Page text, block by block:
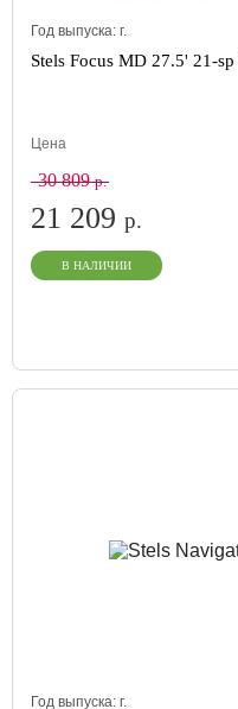
Год выпуска: г.
Stels Focus MD 27.5' 21-
Цена
30 809р.
21 209 р.
В НАЛИЧИИ
Год выпуска: г.